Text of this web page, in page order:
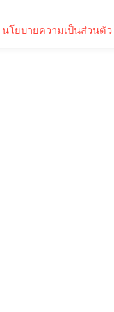
นโยบายความเป็นส่วนตัว